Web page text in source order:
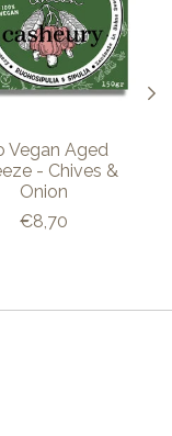
Vegan Aged
- Chives &
Onion
€8,70